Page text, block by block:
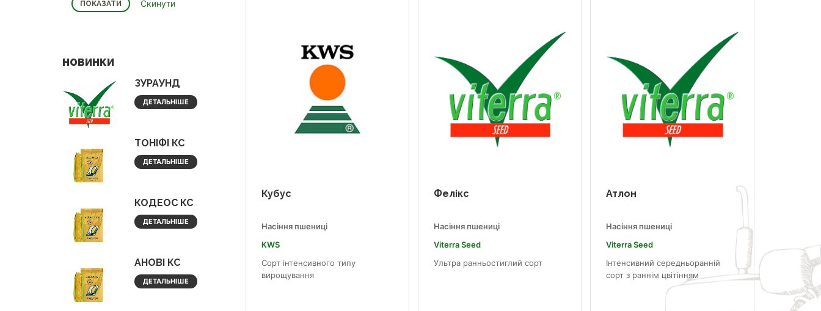
НОВИНКИ
ЗУРАУНД
ДЕТАЛЬНІШЕ
ТОНІФІ КС
ДЕТАЛЬНІШЕ
КОДЕОС КС
ДЕТАЛЬНІШЕ
АНОВІ КС
ДЕТАЛЬНІШЕ
Кубус
Насіння пшениці
KWS
Сорт інтенсивного типу
вирощування
Фелікс
Насіння пшениці
Viterra Seed
Ультра ранньостиглий сорт
Атлон
Насіння пшениці
Viterra Seed
Інтенсивний середньоранній
сорт з раннім цвітінням